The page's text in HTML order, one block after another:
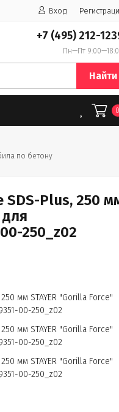
Вход
+7 (495) 212-
Пн—Пт
Найти
по бетону
Plus, 250
250_z02